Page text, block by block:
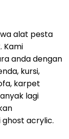
alat pesta
Kami
anda dengan
kursi,
karpet
lagi
acrylic.